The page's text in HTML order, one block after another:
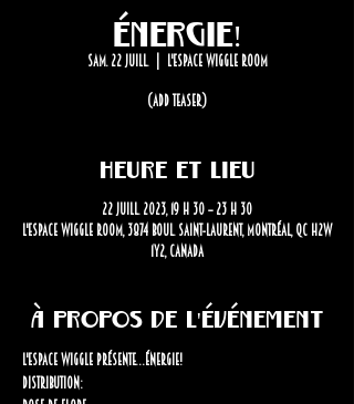
ÉNERGIE!
sam. 22 juill.
  |
L'Espace Wiggle Room
(add teaser)
Heure et lieu
22 juill. 2023, 19 h 30 – 23 h 30
L'Espace Wiggle Room, 3874 Boul. Saint-Laurent, Montréal, QC H2W
1Y2, Canada
À propos de l'événement
L'Espace Wiggle présente…Énergie!
Distribution: